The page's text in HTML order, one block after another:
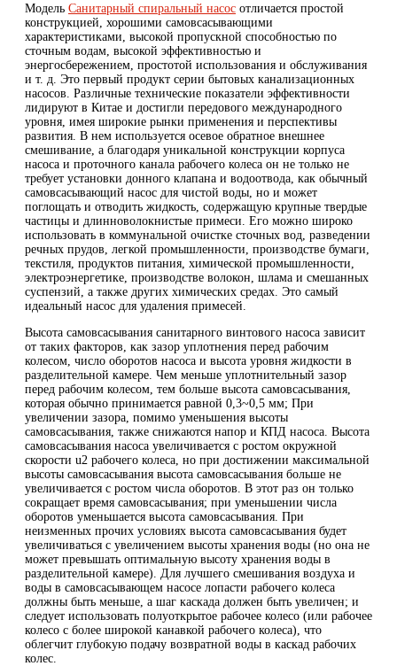
Модель Санитарный спиральный насос отличается простой
конструкцией, хорошими самовсасывающими
характеристиками, высокой пропускной способностью по
сточным водам, высокой эффективностью и
энергосбережением, простотой использования и обслуживания
и т. д. Это первый продукт серии бытовых канализационных
насосов. Различные технические показатели эффективности
лидируют в Китае и достигли передового международного
уровня, имея широкие рынки применения и перспективы
развития. В нем используется осевое обратное внешнее
смешивание, а благодаря уникальной конструкции корпуса
насоса и проточного канала рабочего колеса он не только не
требует установки донного клапана и водоотвода, как обычный
самовсасывающий насос для чистой воды, но и может
поглощать и отводить жидкость, содержащую крупные твердые
частицы и длинноволокнистые примеси. Его можно широко
использовать в коммунальной очистке сточных вод, разведении
речных прудов, легкой промышленности, производстве бумаги,
текстиля, продуктов питания, химической промышленности,
электроэнергетике, производстве волокон, шлама и смешанных
суспензий, а также других химических средах. Это самый
идеальный насос для удаления примесей.
Высота самовсасывания санитарного винтового насоса зависит
от таких факторов, как зазор уплотнения перед рабочим
колесом, число оборотов насоса и высота уровня жидкости в
разделительной камере. Чем меньше уплотнительный зазор
перед рабочим колесом, тем больше высота самовсасывания,
которая обычно принимается равной 0,3~0,5 мм; При
увеличении зазора, помимо уменьшения высоты
самовсасывания, также снижаются напор и КПД насоса. Высота
самовсасывания насоса увеличивается с ростом окружной
скорости u2 рабочего колеса, но при достижении максимальной
высоты самовсасывания высота самовсасывания больше не
увеличивается с ростом числа оборотов. В этот раз он только
сокращает время самовсасывания; при уменьшении числа
оборотов уменьшается высота самовсасывания. При
неизменных прочих условиях высота самовсасывания будет
увеличиваться с увеличением высоты хранения воды (но она не
может превышать оптимальную высоту хранения воды в
разделительной камере). Для лучшего смешивания воздуха и
воды в самовсасывающем насосе лопасти рабочего колеса
должны быть меньше, а шаг каскада должен быть увеличен; и
следует использовать полуоткрытое рабочее колесо (или рабочее
колесо с более широкой канавкой рабочего колеса), что
облегчит глубокую подачу возвратной воды в каскад рабочих
колес.